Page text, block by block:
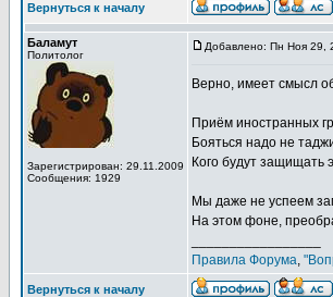
Вернуться к началу
Баламут
Политолог
Зарегистрирован: 29.11.2009
Сообщения: 1929
Добавлено: Пн Ноя 29,
Верно, имеет смысл
Приём иностранных
Бояться надо не
Кого будут защищать
Мы даже не успеем
На этом фоне,
Правила Форума,
Вернуться к началу